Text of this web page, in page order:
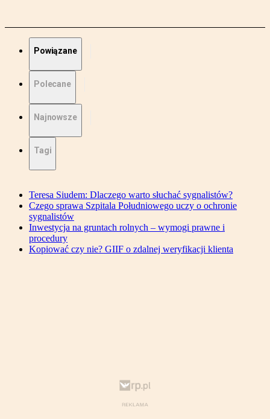
Powiązane
Polecane
Najnowsze
Tagi
Teresa Siudem: Dlaczego warto słuchać sygnalistów?
Czego sprawa Szpitala Południowego uczy o ochronie
sygnalistów
Inwestycja na gruntach rolnych – wymogi prawne i
procedury
Kopiować czy nie? GIIF o zdalnej weryfikacji klienta